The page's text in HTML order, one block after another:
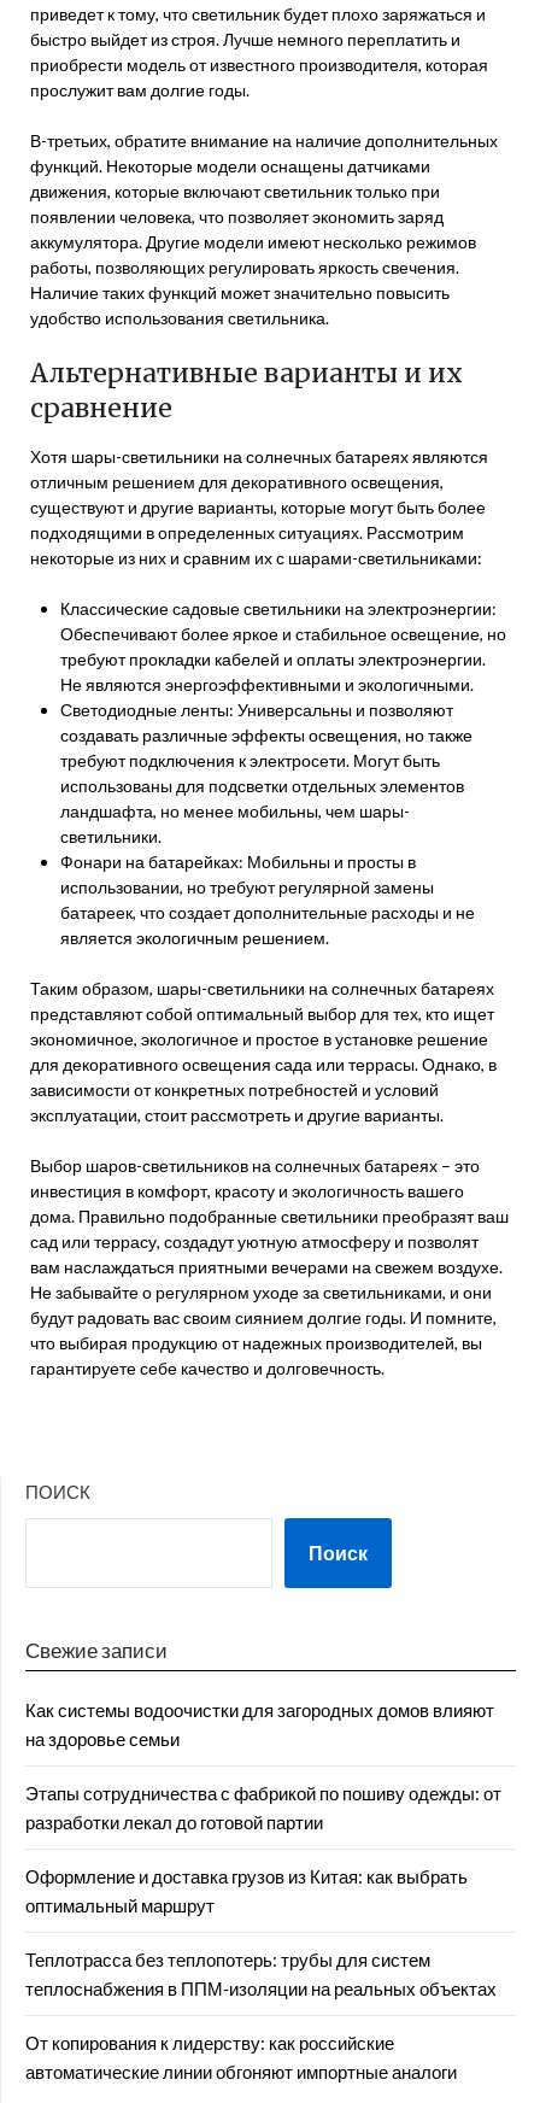
приведет к тому, что светильник будет плохо заряжаться и
быстро выйдет из строя. Лучше немного переплатить и
приобрести модель от известного производителя, которая
прослужит вам долгие годы.
В-третьих, обратите внимание на наличие дополнительных
функций. Некоторые модели оснащены датчиками
движения, которые включают светильник только при
появлении человека, что позволяет экономить заряд
аккумулятора. Другие модели имеют несколько режимов
работы, позволяющих регулировать яркость свечения.
Наличие таких функций может значительно повысить
удобство использования светильника.
Альтернативные варианты и их
сравнение
Хотя шары-светильники на солнечных батареях являются
отличным решением для декоративного освещения,
существуют и другие варианты, которые могут быть более
подходящими в определенных ситуациях. Рассмотрим
некоторые из них и сравним их с шарами-светильниками:
Классические садовые светильники на электроэнергии:
Обеспечивают более яркое и стабильное освещение, но
требуют прокладки кабелей и оплаты электроэнергии.
Не являются энергоэффективными и экологичными.
Светодиодные ленты: Универсальны и позволяют
создавать различные эффекты освещения, но также
требуют подключения к электросети. Могут быть
использованы для подсветки отдельных элементов
ландшафта, но менее мобильны, чем шары-
светильники.
Фонари на батарейках: Мобильны и просты в
использовании, но требуют регулярной замены
батареек, что создает дополнительные расходы и не
является экологичным решением.
Таким образом, шары-светильники на солнечных батареях
представляют собой оптимальный выбор для тех, кто ищет
экономичное, экологичное и простое в установке решение
для декоративного освещения сада или террасы. Однако, в
зависимости от конкретных потребностей и условий
эксплуатации, стоит рассмотреть и другие варианты.
Выбор шаров-светильников на солнечных батареях – это
инвестиция в комфорт, красоту и экологичность вашего
дома. Правильно подобранные светильники преобразят ваш
сад или террасу, создадут уютную атмосферу и позволят
вам наслаждаться приятными вечерами на свежем воздухе.
Не забывайте о регулярном уходе за светильниками, и они
будут радовать вас своим сиянием долгие годы. И помните,
что выбирая продукцию от надежных производителей, вы
гарантируете себе качество и долговечность.
ПОИСК
Поиск
Свежие записи
Как системы водоочистки для загородных домов влияют
на здоровье семьи
Этапы сотрудничества с фабрикой по пошиву одежды: от
разработки лекал до готовой партии
Оформление и доставка грузов из Китая: как выбрать
оптимальный маршрут
Теплотрасса без теплопотерь: трубы для систем
теплоснабжения в ППМ‑изоляции на реальных объектах
От копирования к лидерству: как российские
автоматические линии обгоняют импортные аналоги